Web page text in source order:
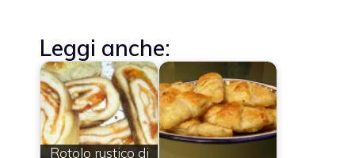
Leggi anche:
Rotolo rustico di